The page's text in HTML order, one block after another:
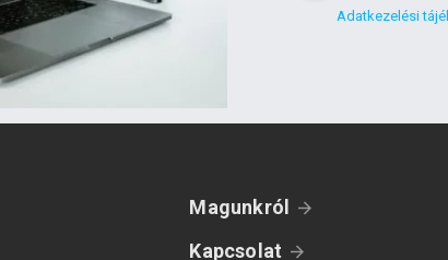
Adatkezelési
Magunkról
Kapcsolat